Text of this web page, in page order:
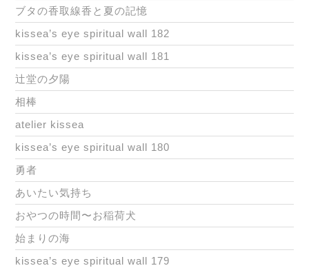
ブタの香取線香と夏の記憶
kissea’s eye spiritual wall 182
kissea’s eye spiritual wall 181
辻堂の夕陽
相棒
atelier kissea
kissea’s eye spiritual wall 180
勇者
あいたい気持ち
おやつの時間〜お稲荷犬
始まりの海
kissea’s eye spiritual wall 179